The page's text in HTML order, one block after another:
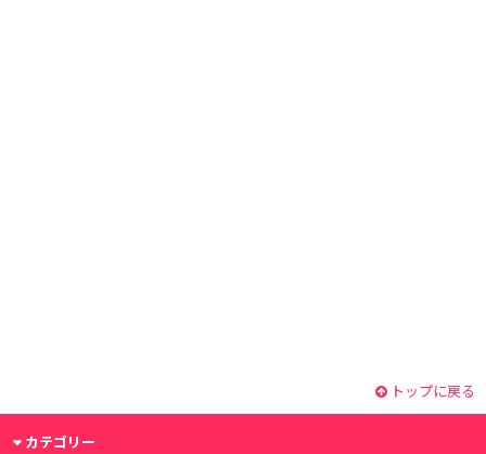
トップに戻る
カテゴリー